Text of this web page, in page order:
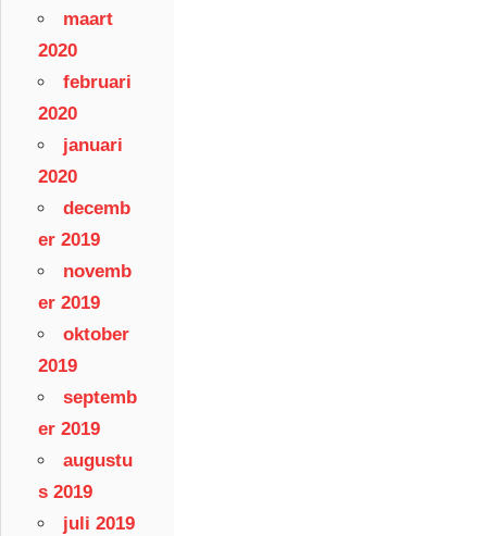
maart
2020
februari
2020
januari
2020
decemb
er 2019
novemb
er 2019
oktober
2019
septemb
er 2019
augustu
s 2019
juli 2019